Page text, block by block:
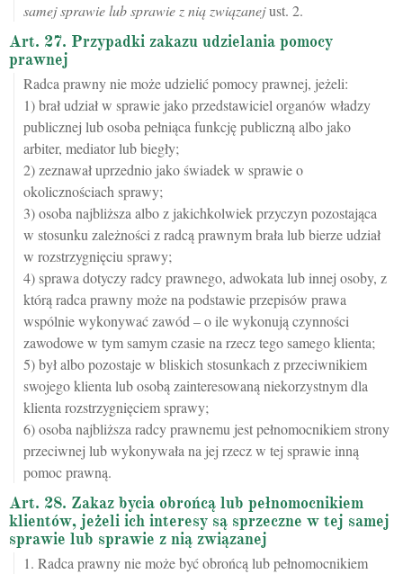
samej sprawie lub sprawie z nią związanejust. 2.
Art. 27. Przypadki zakazu udzielania pomocy
prawnej
Radca prawny nie może udzielić pomocy prawnej, jeżeli:
1) brał udział w sprawie jako przedstawiciel organów władzy
publicznej lub osoba pełniąca funkcję publiczną albo jako
arbiter, mediator lub biegły;
2) zeznawał uprzednio jako świadek w sprawie o
okolicznościach sprawy;
3) osoba najbliższa albo z jakichkolwiek przyczyn pozostająca
w stosunku zależności z radcą prawnym brała lub bierze udział
w rozstrzygnięciu sprawy;
4) sprawa dotyczy radcy prawnego, adwokata lub innej osoby, z
którą radca prawny może na podstawie przepisów prawa
wspólnie wykonywać zawód – o ile wykonują czynności
zawodowe w tym samym czasie na rzecz tego samego klienta;
5) był albo pozostaje w bliskich stosunkach z przeciwnikiem
swojego klienta lub osobą zainteresowaną niekorzystnym dla
klienta rozstrzygnięciem sprawy;
6) osoba najbliższa radcy prawnemu jest pełnomocnikiem strony
przeciwnej lub wykonywała na jej rzecz w tej sprawie inną
pomoc prawną.
Art. 28. Zakaz bycia obrońcą lub pełnomocnikiem
klientów, jeżeli ich interesy są sprzeczne w tej samej
sprawie lub sprawie z nią związanej
1. Radca prawny nie może być obrońcą lub pełnomocnikiem